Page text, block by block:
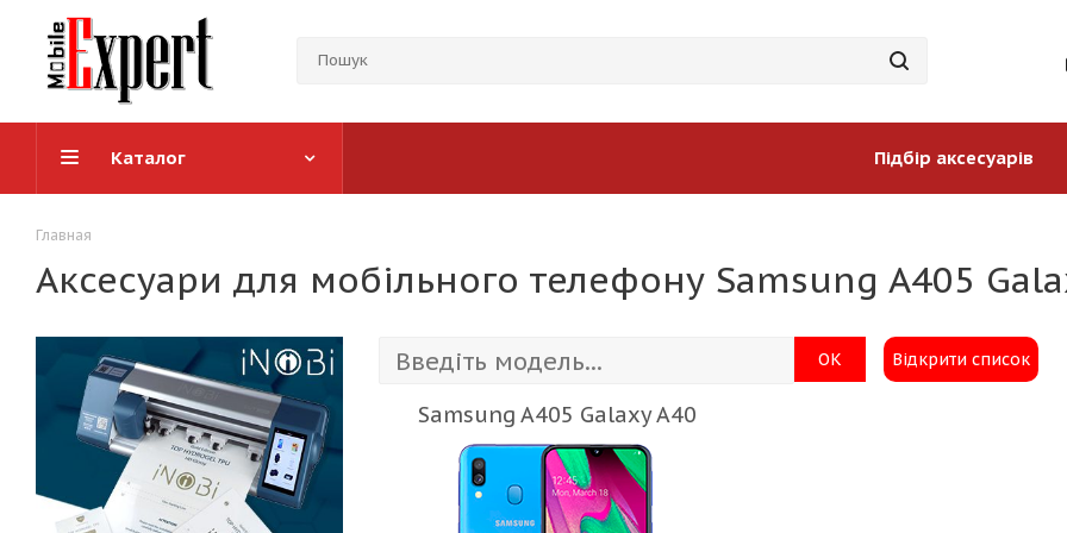
Каталог Підбір аксесуарів
Главная
Аксесуари для мобільного телефону Samsung A405
ОК Відкрити список
Samsung A405 Galaxy A40